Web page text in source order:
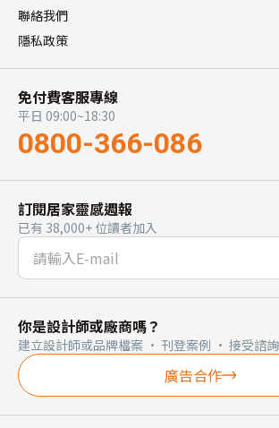
聯絡我們
隱私政策
免付費客服專線
平日 09:00~18:30
0800-366-086
訂閱居家靈感週報
已有 38,000+ 位讀者加入
你是設計師或廠商嗎？
建立設計師或品牌檔案 · 刊登案例 · 接受諮詢
廣告合作